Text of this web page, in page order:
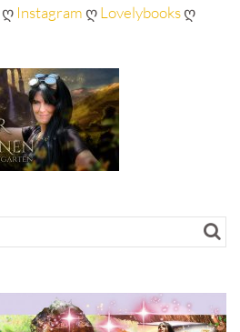
ღ InstagramღLovelybooksღ